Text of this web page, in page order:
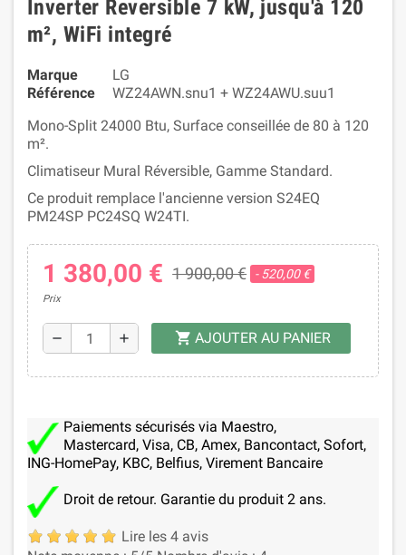
Inverter Reversible 7 kW, jusqu'à 120
m², WiFi integré
Marque
LG
Référence
WZ24AWN.snu1 + WZ24AWU.suu1
Mono-Split 24000 Btu, Surface conseillée de 80 à 120
m².
Climatiseur Mural Réversible, Gamme Standard.
Ce produit remplace l'ancienne version S24EQ
PM24SP PC24SQ W24TI.
1 380,00 € 1 900,00 € - 520,00 €
Prix
remove add shopping_cart AJOUTER AU PANIER
Paiements sécurisés via Maestro,
Mastercard, Visa, CB, Amex, Bancontact, Sofort,
ING-HomePay, KBC, Belfius, Virement Bancaire
Droit de retour. Garantie du produit 2 ans.
Lire les 4 avis